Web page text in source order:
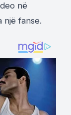
në
një fanse.